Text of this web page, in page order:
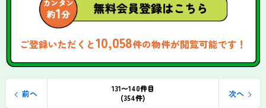
ご登録いただくと10,058件の物件が閲覧可能です！
131〜140件目
(354件)
前へ 次へ